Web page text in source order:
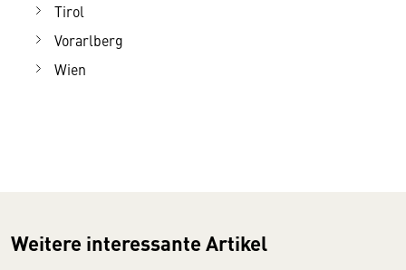
Tirol
Vorarlberg
Wien
Weitere interessante Artikel